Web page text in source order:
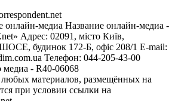
онлайн-медиа Название онлайн-медиа -
Адрес: 02091, місто Київ,
будинок 172-Б, офіс 208/1 E-mail:
Телефон: 044-205-43-00
- R40-06068
материалов, размещённых на
при условии ссылки на